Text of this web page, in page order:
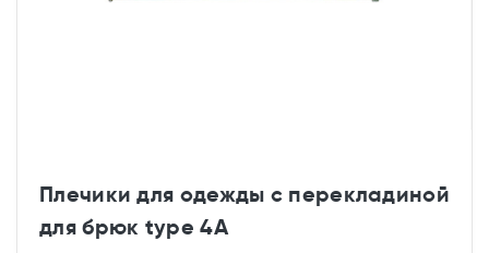
Плечики для одежды с перекладиной
для брюк type 4A